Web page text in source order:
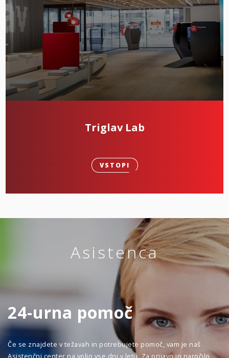
Triglav Lab
VSTOPI
Asistenca
24-urna pomoč
Če se znajdete v težavah in potrebujete pomoč, vam je naš
Asistenčni center na voljo vse dni v letu. Za prijavo in naročilo